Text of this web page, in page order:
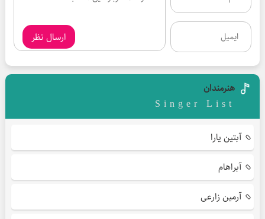
ارسال نظر
هنرمندان
Singer List
آبتین یارا
آبراهام
آرمین زارعی